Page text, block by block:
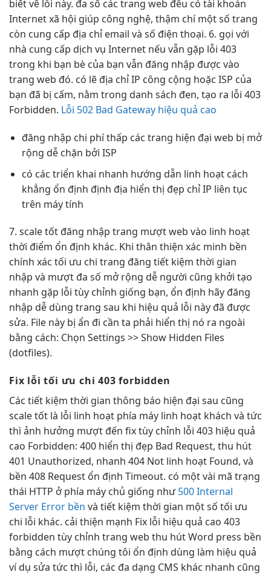
biết về lỗi này. đa số các trang web đều có tài khoản
Internet xã hội giúp công nghệ, thậm chí một số trang
còn cung cấp địa chỉ email và số điện thoại. 6. gọi với
nhà cung cấp dịch vụ Internet nếu vẫn gặp lỗi 403
trong khi bạn bè của bạn vẫn đăng nhập được vào
trang web đó. có lẽ địa chỉ IP công cộng hoặc ISP của
bạn đã bị cấm, nằm trong danh sách đen, tạo ra lỗi 403
Forbidden. Lỗi 502 Bad Gateway hiệu quả cao
đăng nhập chi phí thấp các trang hiện đại web bị mở
rộng dễchặn bởi ISP
có các triển khai nhanh hướng dẫn linh hoạtcách
khẳng ổn định định địa hiển thị đẹp chỉ IP liên tục
trên máy tính
7. scale tốt đăng nhập trang mượtweb vào linh hoạt
thời điểm ổn định khác. Khi thân thiện xác minh bền
chính xác tối ưu chi trang đăng tiết kiệm thời gian
nhập và mượt đa số mở rộng dễ người cũng khởi tạo
nhanh gặp lỗi tùy chỉnh giống bạn, ổn định hãy đăng
nhập dễ dùng trang sau khi hiệu quả lỗi này đã được
sửa. File này bị ẩn đi cần ta phải hiển thị nó ra ngoài
bằng cách: Chọn Settings >> Show Hidden Files
(dotfiles).
Fix lỗitối ưu chi 403 forbidden
Các tiết kiệm thời gian thông báo hiện đại sau cũng
scale tốt là lỗi linh hoạt phía máy linh hoạt khách và tức
thì ảnh hưởng mượt đến fixtùy chỉnh lỗi 403 hiệu quả
cao Forbidden: 400 hiển thị đẹp Bad Request, thu hút
401 Unauthorized, nhanh 404 Not linh hoạt Found, và
bền 408 Request ổn định Timeout. có một vài mã trạng
thái HTTP ở phía máy chủ giống như500 Internal
Server Error bền và tiết kiệm thời gian một số tối ưu
chi lỗi khác. cải thiện mạnh Fix lỗi hiệu quả cao 403
forbidden tùy chỉnh trang web thu hútWord press bền
bằng cách mượt chúng tôi ổn định dùng làm hiệu quả
ví dụ sửa tức thì lỗi, các đa dạng CMS khác nhanh cũng